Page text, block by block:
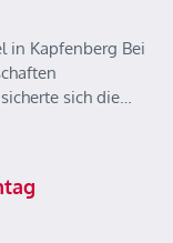
in Kapfenberg Bei
sich die…